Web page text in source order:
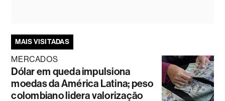
MAIS VISITADAS
MERCADOS
Dólar em queda impulsiona
moedas da América Latina; peso
colombiano lidera valorização